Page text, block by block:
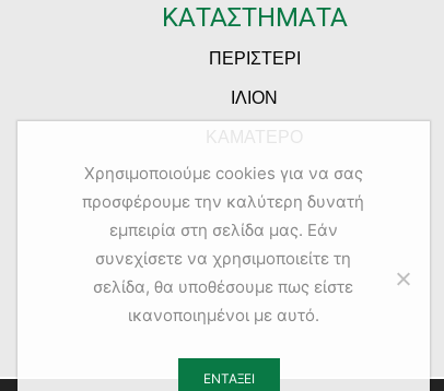
ΚΑΤΑΣΤΗΜΑΤΑ
ΠΕΡΙΣΤΕΡΙ
ΙΛΙΟΝ
Χρησιμοποιούμε cookies για να σας
προσφέρουμε την καλύτερη δυνατή
εμπειρία στη σελίδα μας. Εάν
συνεχίσετε να χρησιμοποιείτε τη
σελίδα, θα υποθέσουμε πως είστε
ικανοποιημένοι με αυτό.
ΕΝΤΆΞΕΙ